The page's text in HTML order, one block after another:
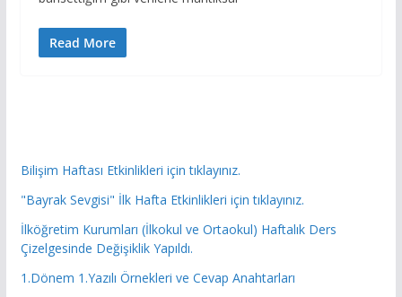
Read More
Bilişim Haftası Etkinlikleri için tıklayınız.
"Bayrak Sevgisi" İlk Hafta Etkinlikleri için tıklayınız.
İlköğretim Kurumları (İlkokul ve Ortaokul) Haftalık Ders
Çizelgesinde Değişiklik Yapıldı.
1.Dönem 1.Yazılı Örnekleri ve Cevap Anahtarları